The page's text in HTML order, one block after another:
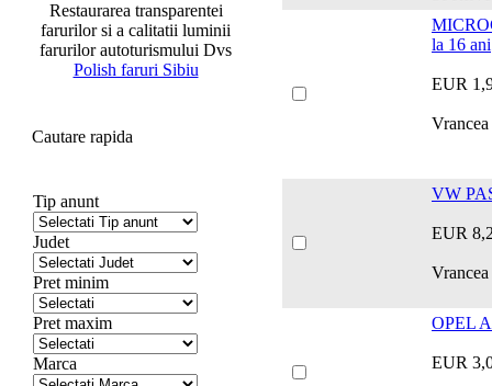
Restaurarea transparentei
farurilor si a calitatii luminii
farurilor autoturismului Dvs
Polish faruri Sibiu
Cautare rapida
Tip anunt
Judet
Pret minim
Pret maxim
Marca
la 16 ani
EUR
VW
EUR
OPEL
EUR